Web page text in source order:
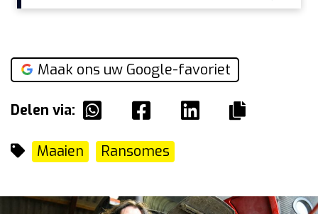
Maak ons uw Google-favoriet
Delen via:
Maaien Ransomes